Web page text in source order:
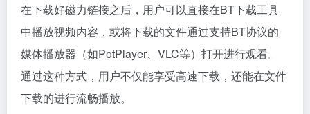
在下载好磁力链接之后，用户可以直接在BT下载工具
中播放视频内容，或将下载的文件通过支持BT协议的
媒体播放器（如PotPlayer、VLC等）打开进行观看。
通过这种方式，用户不仅能享受高速下载，还能在文件
下载的进行流畅播放。